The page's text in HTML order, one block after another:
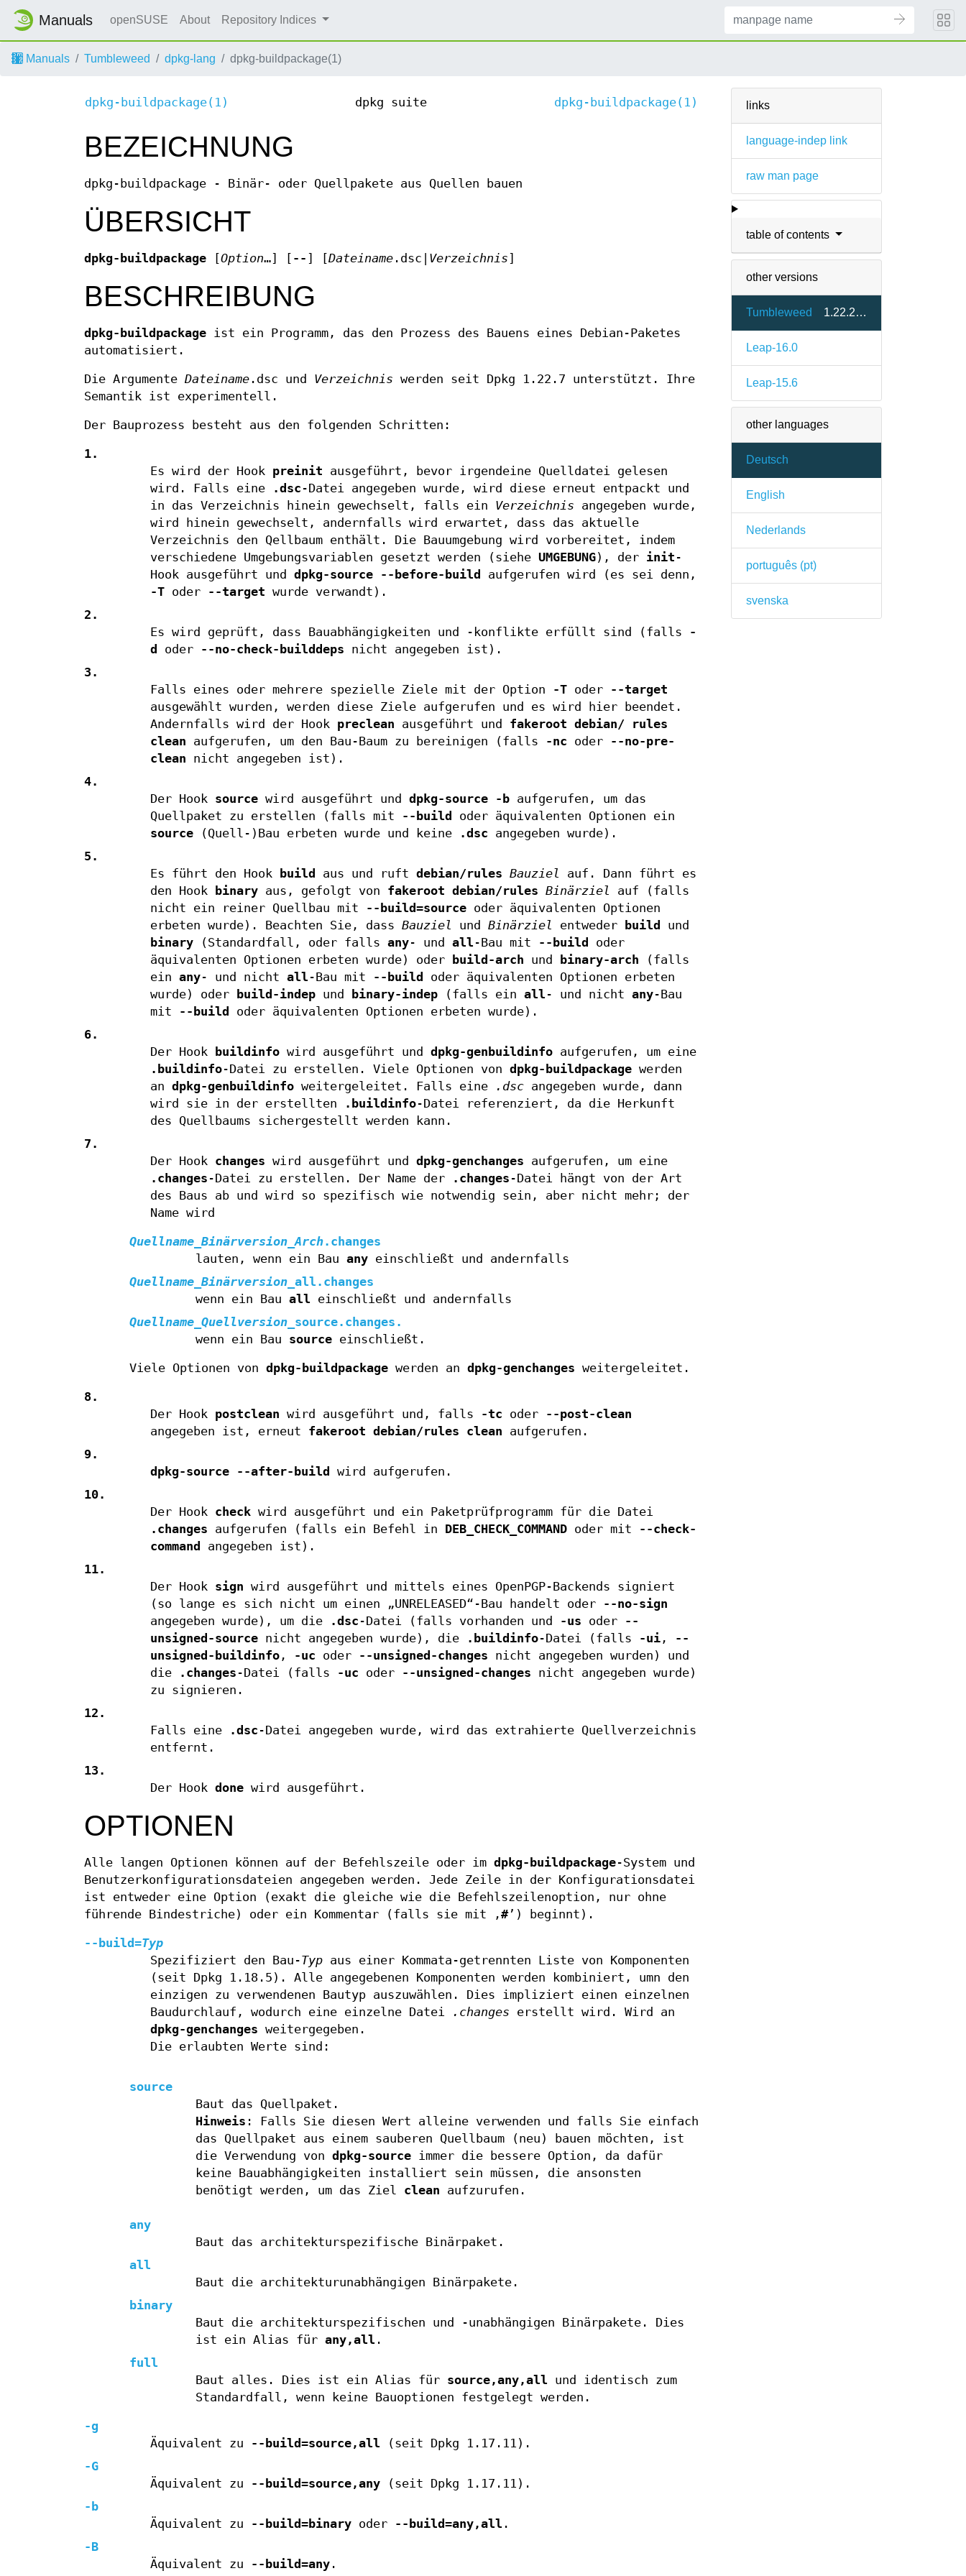
Manuals openSUSE About Repository Indices
Manuals Tumbleweed dpkg-lang dpkg-buildpackage(1)
links
language-indep link
raw man page
table of contents
other versions
Tumbleweed 1.22.22-1.4
Leap-16.0
Leap-15.6
other languages
Deutsch
English
Nederlands
português (pt)
svenska
dpkg-buildpackage(1) dpkg suite dpkg-buildpackage(1)
BEZEICHNUNG
dpkg-buildpackage - Binär- oder Quellpakete aus Quellen bauen
ÜBERSICHT
dpkg-buildpackage Option…] [ -- Dateiname .dsc| Verzeichnis
BESCHREIBUNG
dpkg-buildpackage ist ein Programm, das den Prozess des Bauens eines Debian-Paketes
automatisiert.
Die Argumente Dateiname .dsc und Verzeichnis werden seit Dpkg 1.22.7 unterstützt. Ihre
Semantik ist experimentell.
Der Bauprozess besteht aus den folgenden Schritten:
1.
Es wird der Hook preinit ausgeführt, bevor irgendeine Quelldatei gelesen
wird. Falls eine
.dsc -Datei angegeben wurde, wird diese erneut entpackt und
in das Verzeichnis hinein gewechselt, falls ein Verzeichnis angegeben wurde,
wird hinein gewechselt, andernfalls wird erwartet, dass das aktuelle
Verzeichnis den Qellbaum enthält. Die Bauumgebung wird vorbereitet, indem
verschiedene Umgebungsvariablen gesetzt werden (siehe UMGEBUNG), der init -
Hook ausgeführt und dpkg-source --before-build
aufgerufen wird (es sei denn,
-Toder --target wurde verwandt).
2.
Es wird geprüft, dass Bauabhängigkeiten und -konflikte erfüllt sind (falls
-
d
oder --no-check-builddeps nicht angegeben ist).
3.
Falls eines oder mehrere spezielle Ziele mit der Option
-Toder
--target
ausgewählt wurden, werden diese Ziele aufgerufen und es wird hier beendet.
Andernfalls wird der Hook preclean ausgeführt und fakeroot debian/ rules
clean aufgerufen, um den Bau-Baum zu bereinigen (falls -nc oder
--no-pre-
clean nicht angegeben ist).
4.
Der Hook sourcewird ausgeführt und dpkg-source -baufgerufen, um das
Quellpaket zu erstellen (falls mit
--build
oder äquivalenten Optionen ein
source(Quell-)Bau erbeten wurde und keine .dsc angegeben wurde).
5.
Es führt den Hook
build aus und ruft debian/rules Bauziel auf. Dann führt es
den Hook
binaryaus, gefolgt von fakeroot debian/rules Binärziel auf (falls
nicht ein reiner Quellbau mit
--build=sourceoder äquivalenten Optionen
erbeten wurde). Beachten Sie, dass Bauziel und Binärziel entweder build
und
binary(Standardfall, oder falls any- und all -Bau mit --build
oder
äquivalenten Optionen erbeten wurde) oder
build-arch und binary-arch (falls
ein any- und nicht all -Bau mit --build
oder äquivalenten Optionen erbeten
wurde) oder
build-indepund binary-indep(falls ein all - und nicht any-Bau
mit
--build
oder äquivalenten Optionen erbeten wurde).
6.
Der Hook
buildinfowird ausgeführt und dpkg-genbuildinfoaufgerufen, um eine
.buildinfo-Datei zu erstellen. Viele Optionen von dpkg-buildpackagewerden
an dpkg-genbuildinfoweitergeleitet. Falls eine .dscangegeben wurde, dann
wird sie in der erstellten
.buildinfo-Datei referenziert, da die Herkunft
des Quellbaums sichergestellt werden kann.
7.
Der Hook changes wird ausgeführt und dpkg-genchanges aufgerufen, um eine
.changes -Datei zu erstellen. Der Name der .changes -Datei hängt von der Art
des Baus ab und wird so spezifisch wie notwendig sein, aber nicht mehr; der
Name wird
Quellname _Binärversion _Arch.changes
lauten, wenn ein Bau anyeinschließt und andernfalls
Quellname _Binärversion _all.changes
wenn ein Bau all einschließt und andernfalls
Quellname _Quellversion source.changes .
wenn ein Bau sourceeinschließt.
Viele Optionen vondpkg-buildpackage werden andpkg-genchanges weitergeleitet.
8.
Der Hook postclean wird ausgeführt und, falls -tc oder
--post-clean
angegeben ist, erneut fakeroot debian/rules clean aufgerufen.
9.
dpkg-source --after-build
wird aufgerufen.
10.
Der Hook checkwird ausgeführt und ein Paketprüfprogramm für die Datei
.changes aufgerufen (falls ein Befehl in DEB_CHECK_COMMANDoder mit
--check-
command
angegeben ist).
11.
Der Hook sign wird ausgeführt und mittels eines OpenPGP-Backends signiert
(so lange es sich nicht um einen „UNRELEASED“-Bau handelt oder
--no-sign
angegeben wurde), um die
.dsc -Datei (falls vorhanden und -us oder
--
unsigned-sourcenicht angegeben wurde), die .buildinfo-Datei (falls -ui,
--
unsigned-buildinfo, -uc oder --unsigned-changes nicht angegeben wurden) und
die
.changes -Datei (falls -uc oder --unsigned-changes nicht angegeben wurde)
zu signieren.
12.
Falls eine
.dsc -Datei angegeben wurde, wird das extrahierte Quellverzeichnis
entfernt.
13.
Der Hook donewird ausgeführt.
OPTIONEN
Alle langen Optionen können auf der Befehlszeile oder im dpkg-buildpackage-System und
Benutzerkonfigurationsdateien angegeben werden. Jede Zeile in der Konfigurationsdatei
ist entweder eine Option (exakt die gleiche wie die Befehlszeilenoption, nur ohne
führende Bindestriche) oder ein Kommentar (falls sie mit ‚#’) beginnt).
--build=Typ
Spezifiziert den Bau-Typaus einer Kommata-getrennten Liste von Komponenten
(seit Dpkg 1.18.5). Alle angegebenen Komponenten werden kombiniert, umn den
einzigen zu verwendenen Bautyp auszuwählen. Dies impliziert einen einzelnen
Baudurchlauf, wodurch eine einzelne Datei
.changes erstellt wird. Wird an
dpkg-genchanges weitergegeben.
Die erlaubten Werte sind:
source
Baut das Quellpaket.
Hinweis : Falls Sie diesen Wert alleine verwenden und falls Sie einfach
das Quellpaket aus einem sauberen Quellbaum (neu) bauen möchten, ist
die Verwendung von dpkg-sourceimmer die bessere Option, da dafür
keine Bauabhängigkeiten installiert sein müssen, die ansonsten
benötigt werden, um das Ziel clean aufzurufen.
any
Baut das architekturspezifische Binärpaket.
all
Baut die architekturunabhängigen Binärpakete.
binary
Baut die architekturspezifischen und -unabhängigen Binärpakete. Dies
ist ein Alias für any,all .
full
Baut alles. Dies ist ein Alias für source,any,all und identisch zum
Standardfall, wenn keine Bauoptionen festgelegt werden.
-g
Äquivalent zu
--build=source,all (seit Dpkg 1.17.11).
-G
Äquivalent zu
--build=source,any(seit Dpkg 1.17.11).
-b
Äquivalent zu
--build=binaryoder --build=any,all .
-B
Äquivalent zu
--build=any.